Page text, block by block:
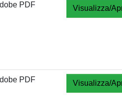
PDF Visualizza/
PDF Visualizza/